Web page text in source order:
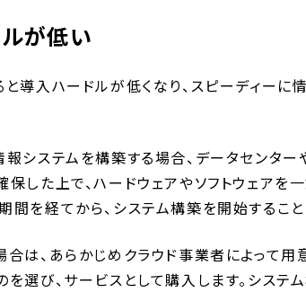
が低い
と導入ハードルが低くなり、スピーディー
報システムを構築する場合、データセンタ
した上で、ハードウェアやソフトウェアを
間を経てから、システム構築を開始すること
合は、あらかじめクラウド事業者によって
を選び、サービスとして購入します。システ